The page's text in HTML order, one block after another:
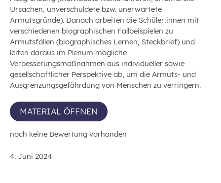
Ursachen, unverschuldete bzw. unerwartete
Armutsgründe). Danach arbeiten die Schüler:innen mit
verschiedenen biographischen Fallbeispielen zu
Armutsfällen (biographisches Lernen, Steckbrief) und
leiten daraus im Plenum mögliche
Verbesserungsmaßnahmen aus individueller sowie
gesellschaftlicher Perspektive ab, um die Armuts- und
Ausgrenzungsgefährdung von Menschen zu verringern.
MATERIAL ÖFFNEN
noch keine Bewertung vorhanden
4. Juni 2024